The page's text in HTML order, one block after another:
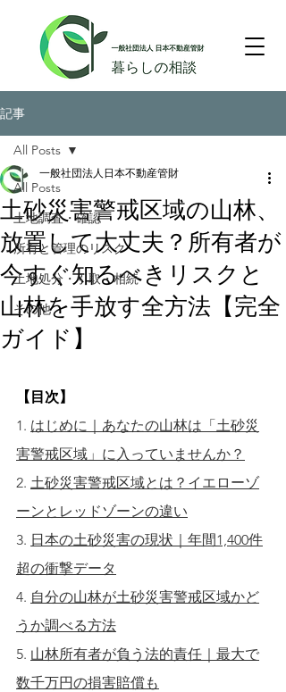
記事
All Posts
土地調査・確認
所有と管理のリスク
土地処分・引取・相続
その他
All Posts
土砂災害警戒区域の山林、
放置して大丈夫？所有者が
今すぐ知るべきリスクと
山林を手放す全方法【完全
ガイド】
一般社団法人日本不動産管財
【目次】
1. はじめに｜あなたの山林は「土砂災
害警戒区域」に入っていませんか？
2. 土砂災害警戒区域とは？イエローゾ
ーンとレッドゾーンの違い
3. 日本の土砂災害の現状｜年間1,400件
超の衝撃データ
4. 自分の山林が土砂災害警戒区域かど
うか調べる方法
5. 山林所有者が負う法的責任｜最大で
数千万円の損害賠償も